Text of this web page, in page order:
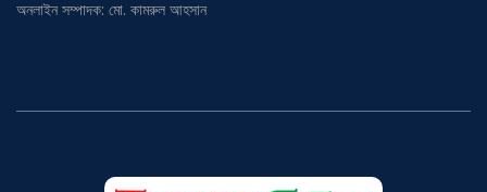
সম্পাদক: প্রকৌশলী হাকিকুর রহমান